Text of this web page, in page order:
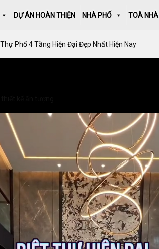
DỰ ÁN HOÀN THIỆN NHÀ PHỐ TOÀ NHÀ
Phố 4 Tầng Hiện Đại Đẹp Nhất Hiện Nay